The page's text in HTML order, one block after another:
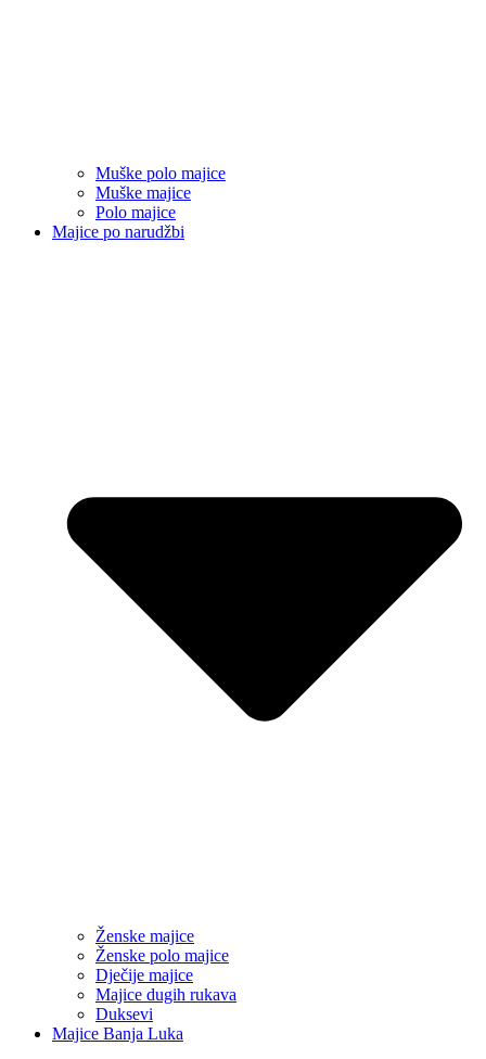
Muške polo majice
Muške majice
Polo majice
Majice po narudžbi
Ženske majice
Ženske polo majice
Dječije majice
Majice dugih rukava
Duksevi
Majice Banja Luka